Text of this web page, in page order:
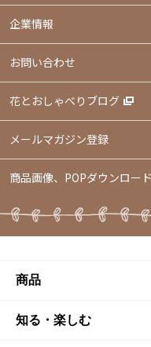
企業情報
お問い合わせ
花とおしゃべりブログ
メールマガジン登録
商品画像、POPダウンロー
商品
商品TOP
知る・楽しむ